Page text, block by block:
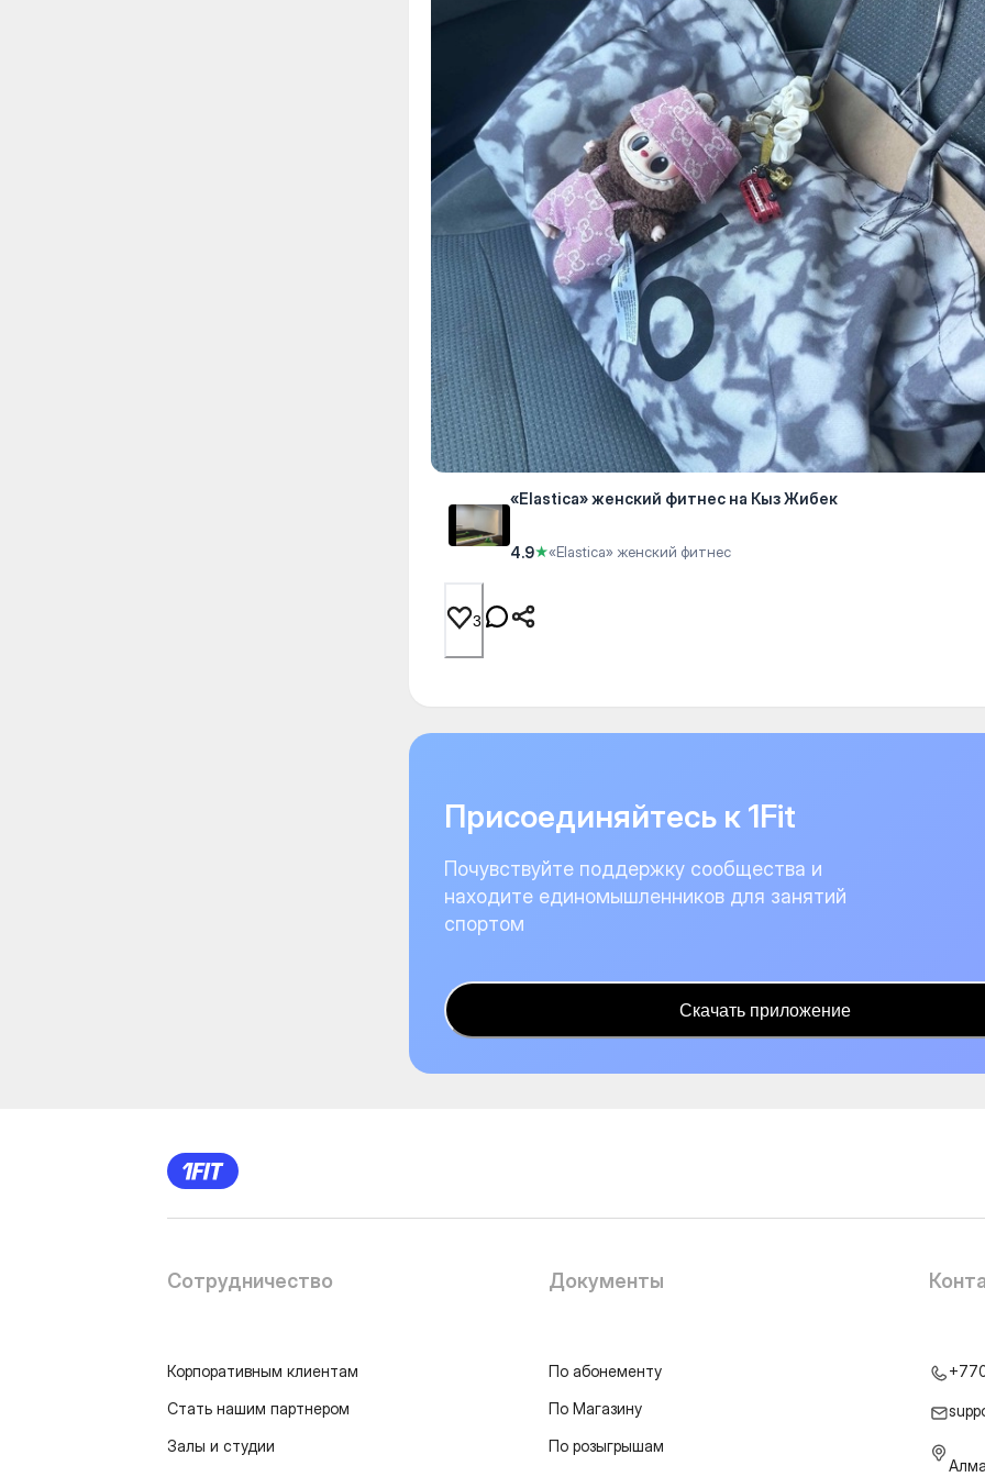
«Elastica» женский фитнес на Кыз Жибек
4.9★«Elastica» женский фитнес
3
Присоединяйтесь к 1Fit
Почувствуйте поддержку сообщества и
находите единомышленников для занятий
спортом
Скачать приложение
Сотрудничество
Корпоративным клиентам
Стать нашим партнером
Залы и студии
Документы
По абонементу
По Магазину
По розыгрышам